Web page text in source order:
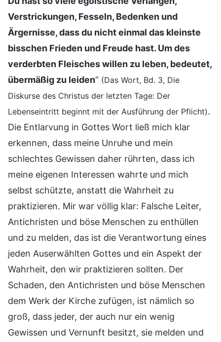
Verstrickungen, Fesseln, Bedenken und
Ärgernisse, dass du nicht einmal das kleinste
bisschen Frieden und Freude hast. Um des
verderbten Fleisches willen zu leben, bedeutet,
übermäßig zu leiden“ (Das Wort, Bd. 3, Die
Diskurse des Christus der letzten Tage: Der
Lebenseintritt beginnt mit der Ausführung der Pflicht).
Die Entlarvung in Gottes Wort ließ mich klar
erkennen, dass meine Unruhe und mein
schlechtes Gewissen daher rührten, dass ich
meine eigenen Interessen wahrte und mich
selbst schützte, anstatt die Wahrheit zu
praktizieren. Mir war völlig klar: Falsche Leiter,
Antichristen und böse Menschen zu enthüllen
und zu melden, das ist die Verantwortung eines
jeden Auserwählten Gottes und ein Aspekt der
Wahrheit, den wir praktizieren sollten. Der
Schaden, den Antichristen und böse Menschen
dem Werk der Kirche zufügen, ist nämlich so
groß, dass jeder, der auch nur ein wenig
Gewissen und Vernunft besitzt, sie melden und